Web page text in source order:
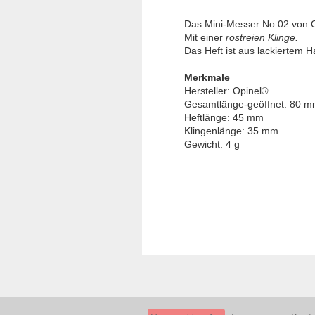
Das Mini-Messer No 02 von
Mit einer rostreien Klinge.
Das Heft ist aus lackiertem
Merkmale
Hersteller: Opinel®
Gesamtlänge-geöffnet: 80
Heftlänge: 45 mm
Klingenlänge: 35 mm
Gewicht: 4 g